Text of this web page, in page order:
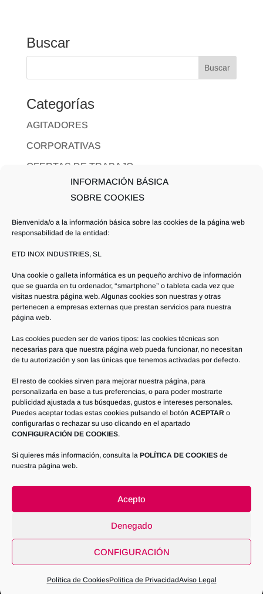
INFORMACIÓN BÁSICA
SOBRE COOKIES
Bienvenida/o a la información básica sobre las cookies de la página web
responsabilidad de la entidad:
ETD INOX INDUSTRIES, SL
Una cookie o galleta informática es un pequeño archivo de información
que se guarda en tu ordenador, “smartphone” o tableta cada vez que
visitas nuestra página web. Algunas cookies son nuestras y otras
pertenecen a empresas externas que prestan servicios para nuestra
página web.
Las cookies pueden ser de varios tipos: las cookies técnicas son
necesarias para que nuestra página web pueda funcionar, no necesitan
de tu autorización y son las únicas que tenemos activadas por defecto.
El resto de cookies sirven para mejorar nuestra página, para
personalizarla en base a tus preferencias, o para poder mostrarte
publicidad ajustada a tus búsquedas, gustos e intereses personales.
Puedes aceptar todas estas cookies pulsando el botón ACEPTAR o
configurarlas o rechazar su uso clicando en el apartado
CONFIGURACIÓN DE COOKIES.
Si quieres más información, consulta la POLÍTICA DE COOKIES de
nuestra página web.
Acepto
Denegado
CONFIGURACIÓN
Política de CookiesPolitica de PrivacidadAviso Legal
Buscar
Categorías
AGITADORES
CORPORATIVAS
OFERTAS DE TRABAJO
RESPONSABILIDAD SOCIAL CORPORATIVA
Entradas Recientes
multifuncional adaptado para uso en entornos
ATEX
Desarrollo de un biorreactor compacto móvil de
escala industrial
(Proyectista)
Curso de Soldadura TIG – Cruz Roja
Madrigueras
Celebrando 25 Años de Innovación y Calidad con
EtD INOX INDUSTRIES
ETDInox Industries - Procces Engineering &
Industrial Inox Fabrication © - Todos los Derechos
Reservados2026